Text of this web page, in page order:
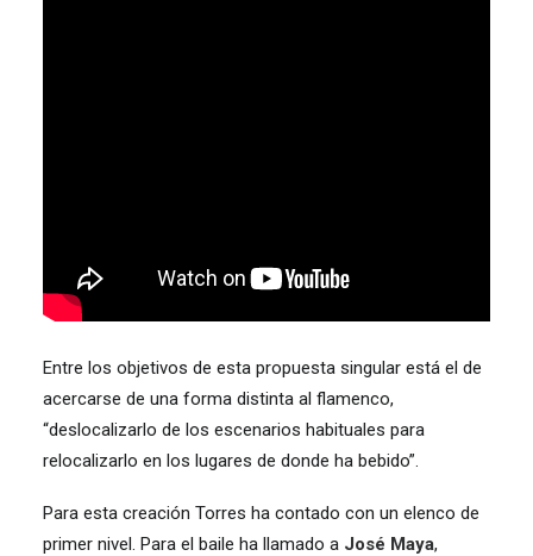
Entre los objetivos de esta propuesta singular está el de
acercarse de una forma distinta al flamenco,
“deslocalizarlo de los escenarios habituales para
relocalizarlo en los lugares de donde ha bebido”.
Para esta creación Torres ha contado con un elenco de
primer nivel. Para el baile ha llamado a José Maya,